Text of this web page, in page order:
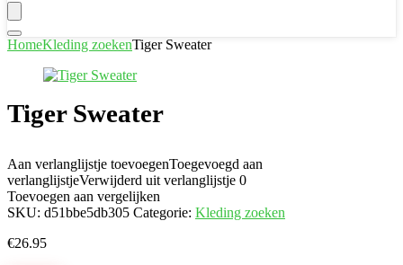
HomeKleding zoekenTiger Sweater
Tiger Sweater
Aan verlanglijstje toevoegenToegevoegd aan
verlanglijstjeVerwijderd uit verlanglijstje 0
Toevoegen aan vergelijken
SKU: d51bbe5db305 Categorie: Kleding zoeken
€26.95